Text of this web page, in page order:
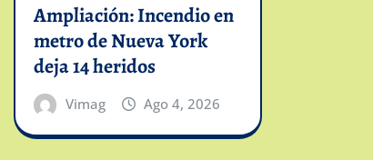
Ampliación: Incendio en
metro de Nueva York
deja 14 heridos
Vimag Ago 4, 2026